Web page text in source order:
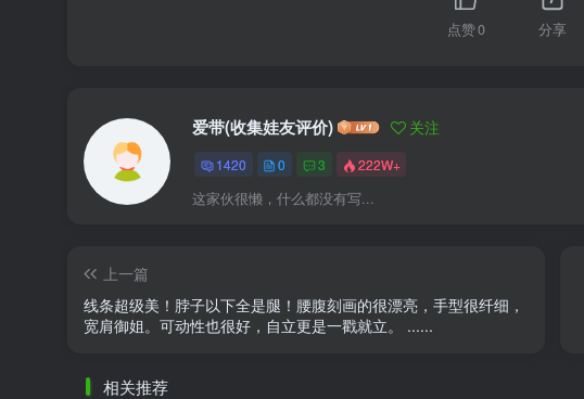
点赞0 分享
爱带(收集娃友评价) 关注
1420 0 3 222W+
这家伙很懒，什么都没有写...
上一篇
线条超级美！脖子以下全是腿！腰腹刻画的很漂亮，手型很纤细，
宽肩御姐。可动性也很好，自立更是一戳就立。 ......
相关推荐